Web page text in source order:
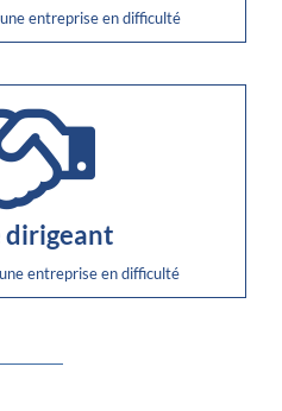
entreprise en difficulté
dirigeant
entreprise en difficulté